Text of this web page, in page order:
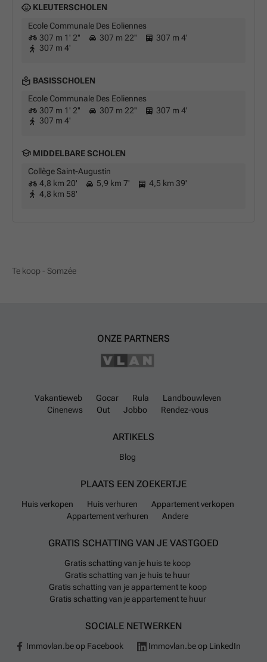
KLEUTERSCHOLEN
Ecole Communale Des Eoliennes
307 m 1' 2''
307 m 22''
307 m 4'
307 m 4'
BASISSCHOLEN
Ecole Communale Des Eoliennes
307 m 1' 2''
307 m 22''
307 m 4'
307 m 4'
MIDDELBARE SCHOLEN
Collège Saint-Augustin
4,8 km 20'
5,9 km 7'
4,5 km 39'
4,8 km 58'
Te koop - Somzée
ONZE PARTNERS
Vakantieweb Gocar Rula
Landbouwleven
Cinenews
Out Jobbo Rendez-vous
ARTIKELS
Blog
PLAATS EEN ZOEKERTJE
Huis verkopen Huis verhuren
Appartement verkopen
Appartement verhuren
Andere
GRATIS SCHATTING VAN JE VASTGOED
Gratis schatting van je huis te koop
Gratis schatting van je huis te huur
Gratis schatting van je appartement te koop
Gratis schatting van je appartement te huur
SOCIALE NETWERKEN
Immovlan.be op Facebook Immovlan.be op LinkedIn